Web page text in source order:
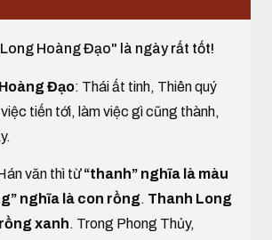
Hoàng Đạo" là ngày rất tốt!
Đạo: Thái ất tinh, Thiên quý
tiến tới, làm việc gì cũng thành,
văn thì từ“thanh” nghĩa là màu
nghĩa là con rồng. Thanh Long
xanh. Trong Phong Thủy,